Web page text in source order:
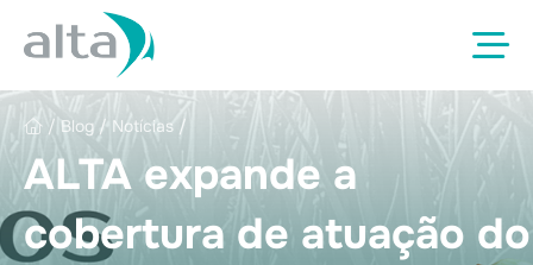
/ Blog / Notícias/
ALTA expande a
cobertura de atuação do